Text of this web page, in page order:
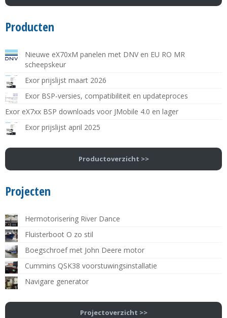
Producten
Nieuwe eX70xM panelen met DNV en EU RO MR
scheepskeur
Exor prijslijst maart 2026
Exor BSP-versies, compatibiliteit en updateproces
Exor eX7xx BSP downloads voor JMobile 4.0 en lager
Exor prijslijst april 2025
Productoverzicht >>
Projecten
Hermotorisering River Dance
Fluisterboot O zo stil
Boegschroef met John Deere motor
Cummins QSK38 voorstuwingsinstallatie
Navigare generator
Projectoverzicht >>